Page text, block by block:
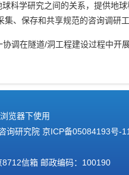
科学研究之间的关系，提供地
、保存和共享规范的咨询调研工
协调在隧道/洞工程建设过程中开
览器下使用
询研究院 京ICP备05084193号-11
信箱 邮政编码：100190